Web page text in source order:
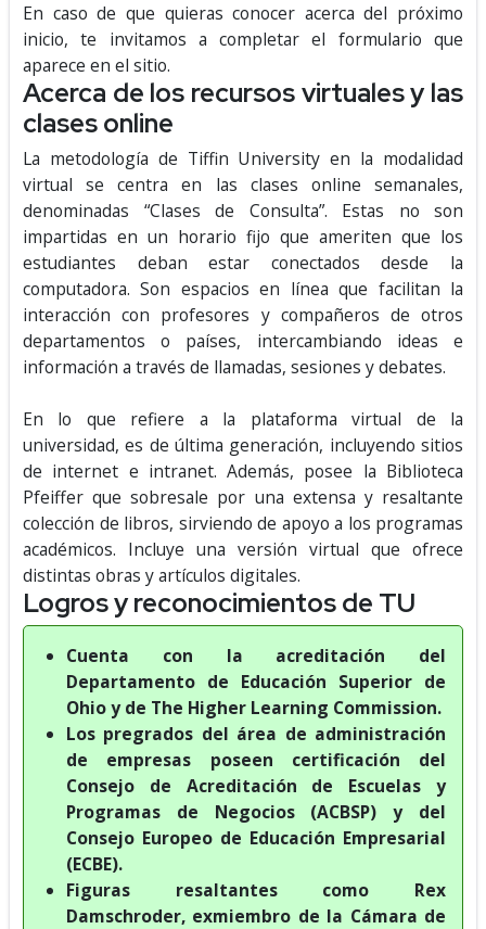
En caso de que quieras conocer acerca del próximo
inicio, te invitamos a completar el formulario que
aparece en el sitio.
Acerca de los recursos virtuales y las
clases online
La metodología de Tiffin University en la modalidad
virtual se centra en las clases online semanales,
denominadas “Clases de Consulta”. Estas no son
impartidas en un horario fijo que ameriten que los
estudiantes deban estar conectados desde la
computadora. Son espacios en línea que facilitan la
interacción con profesores y compañeros de otros
departamentos o países, intercambiando ideas e
información a través de llamadas, sesiones y debates.
En lo que refiere a la plataforma virtual de la
universidad, es de última generación, incluyendo sitios
de internet e intranet. Además, posee la Biblioteca
Pfeiffer que sobresale por una extensa y resaltante
colección de libros, sirviendo de apoyo a los programas
académicos. Incluye una versión virtual que ofrece
distintas obras y artículos digitales.
Logros y reconocimientos de TU
Cuenta con la acreditación del
Departamento de Educación Superior de
Ohio y de The Higher Learning Commission.
Los pregrados del área de administración
de empresas poseen certificación del
Consejo de Acreditación de Escuelas y
Programas de Negocios (ACBSP) y del
Consejo Europeo de Educación Empresarial
(ECBE).
Figuras resaltantes como Rex
Damschroder, exmiembro de la Cámara de